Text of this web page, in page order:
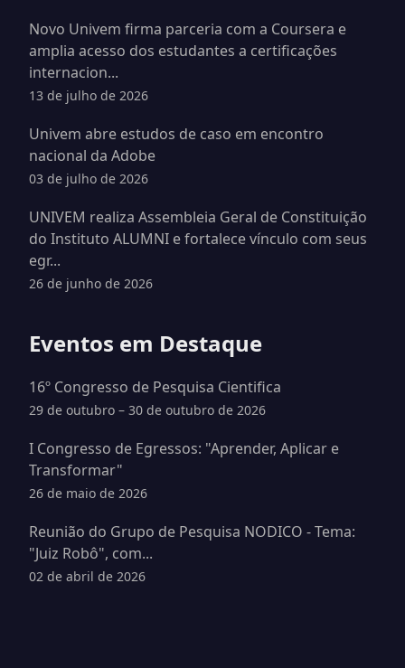
Novo Univem firma parceria com a Coursera e
amplia acesso dos estudantes a certificações
internacion...
13 de julho de 2026
Univem abre estudos de caso em encontro
nacional da Adobe
03 de julho de 2026
UNIVEM realiza Assembleia Geral de Constituição
do Instituto ALUMNI e fortalece vínculo com seus
egr...
26 de junho de 2026
Eventos em Destaque
16º Congresso de Pesquisa Cientifica
29 de outubro – 30 de outubro de 2026
I Congresso de Egressos: "Aprender, Aplicar e
Transformar"
26 de maio de 2026
Reunião do Grupo de Pesquisa NODICO - Tema:
"Juiz Robô", com...
02 de abril de 2026